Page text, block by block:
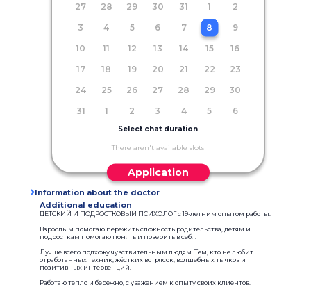
27
28 29 30 31 1
2
3
4 5 6 7 8
9
10
11 12 13 14 15
16
17
18 19 20 21 22
23
24
25 26 27 28 29
30
31
1 2 3 4 5 6
Select chat duration
There aren't available slots
Application
Information about the doctor
Additional education
ДЕТСКИЙ И ПОДРОСТКОВЫЙ ПСИХОЛОГ с 19-летним опытом работы.
Взрослым помогаю пережить сложность родительства, детям и
подросткам помогаю понять и поверить в себя.
Лучше всего подхожу чувствительным людям. Тем, кто не любит
отработанных техник, жёстких встрясок, волшебных тычков и
позитивных интервенций.
Работаю тепло и бережно, с уважением к опыту своих клиентов.